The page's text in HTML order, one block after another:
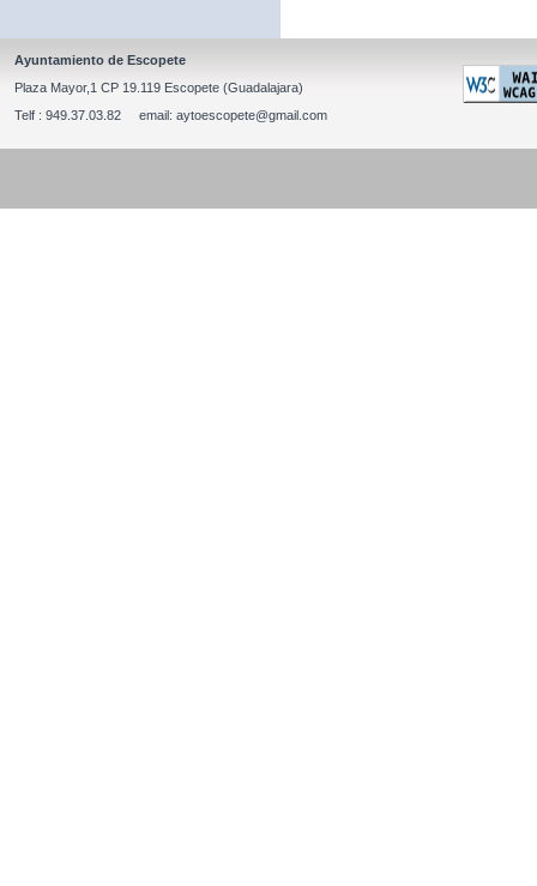
Ayuntamiento de Escopete
Plaza Mayor,1 CP 19.119 Escopete (Guadalajara)
Telf : 949.37.03.82 email: aytoescopete@gmail.com